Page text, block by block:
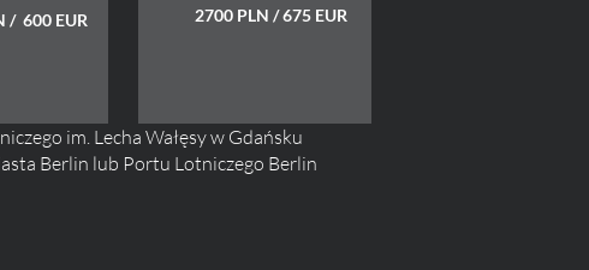
/ 600 EUR 2700 PLN / 675 EUR
im. Lecha Wałęsy w Gdańsku
Berlin lub Portu Lotniczego Berlin